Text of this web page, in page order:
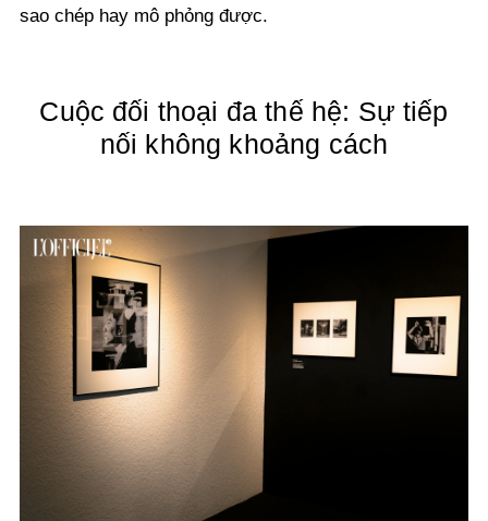
sao chép hay mô phỏng được.
Cuộc đối thoại đa thế hệ: Sự tiếp
nối không khoảng cách